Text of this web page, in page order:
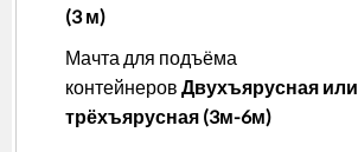
(3 м)
Мачта для подъёма
контейнеров Двухъярусная или
трёхъярусная (3м-6м)